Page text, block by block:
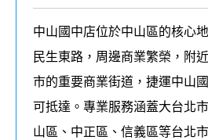
中山國中店位於中山區的核心
民生東路，周邊商業繁榮，附
市的重要商業街道，捷運中山
可抵達。專業服務涵蓋大台北
山區、中正區、信義區等台北